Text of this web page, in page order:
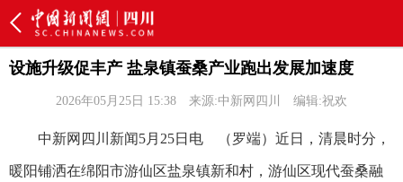
设施升级促丰产 盐泉镇蚕桑产业跑出发展加速度
2026年05月25日 15:38 来源:中新网四川 编辑:祝欢
中新网四川新闻5月25日电 （罗端）近日，清晨时分，
暖阳铺洒在绵阳市游仙区盐泉镇新和村，游仙区现代蚕桑融